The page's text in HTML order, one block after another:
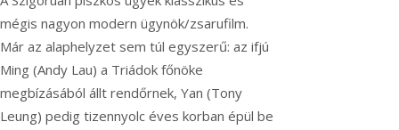
mégis nagyon modern ügynök/zsarufilm.
Már az alaphelyzet sem túl egyszerű: az ifjú
Ming (Andy Lau) a Triádok főnöke
megbízásából állt rendőrnek, Yan (Tony
Leung) pedig tizennyolc éves korban épül be